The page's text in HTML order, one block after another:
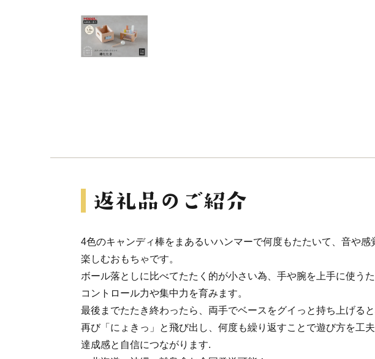
4色のキャンディ棒をまあるいハンマーで何度もたたいて、音や感
楽しむおもちゃです。
ボール落としに比べてたたく的が小さい為、手や腕を上手に使う
コントロール力や集中力を育みます。
最後までたたき終わったら、両手でベースをグイっと持ち上げる
再び「にょきっ」と飛び出し、何度も繰り返すことで遊び方を工夫
達成感と自信につながります.